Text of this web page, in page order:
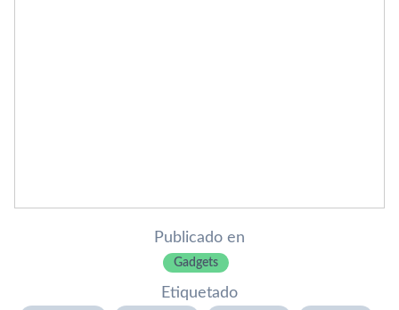
Publicado en
Gadgets
Etiquetado